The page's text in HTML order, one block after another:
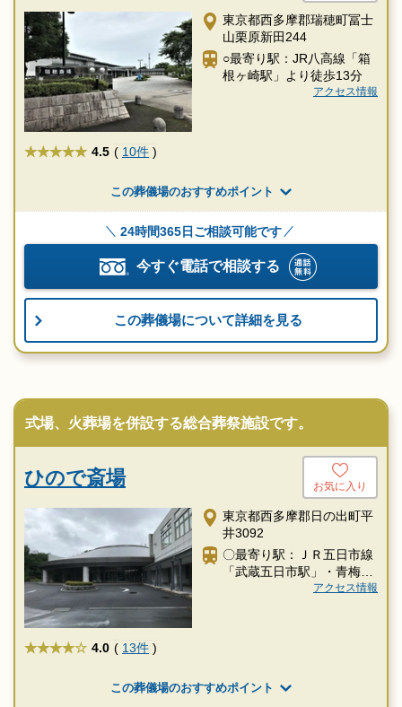
東京都西多摩郡瑞穂町冨士
山栗原新田244
○最寄り駅：JR八高線「箱
根ヶ崎駅」より徒歩13分
アクセス情報
★★★★★ 4.5 ( 10件 )
この葬儀場のおすすめポイント
24時間365日ご相談可能です
今すぐ電話で相談する
この葬儀場について詳細を見る
式場、火葬場を併設する総合葬祭施設です。
ひので斎場 お気に入り
東京都西多摩郡日の出町平
井3092
〇最寄り駅：ＪＲ五日市線
「武蔵五日市駅」・青梅線
「東青梅駅」「青梅駅」か
アクセス情報
★★★★ 4.0 ( 13件 )
この葬儀場のおすすめポイント